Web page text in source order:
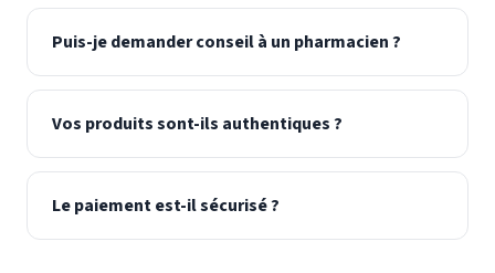
Puis-je demander conseil à un pharmacien ?
Vos produits sont-ils authentiques ?
Le paiement est-il sécurisé ?